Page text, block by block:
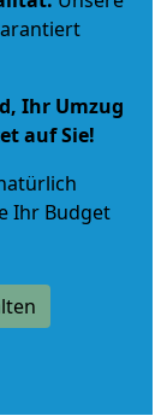
Ihr Umzug
auf Sie!
Ihr Budget